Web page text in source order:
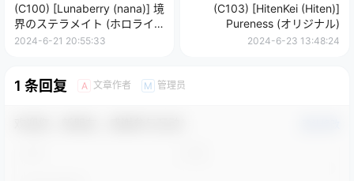
(C100) [Lunaberry (nana)] 境
界のステラメイト (ホロライ
ブ)
2024-6-21 20:55:33
(C103) [HitenKei (Hiten)]
Pureness (オリジナル)
2024-6-23 13:48:24
1 条回复 A 文章作者 M 管理员